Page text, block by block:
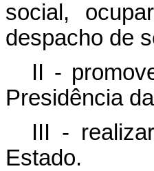
social,
despacho de
II -
Presidência
III -
Estado.